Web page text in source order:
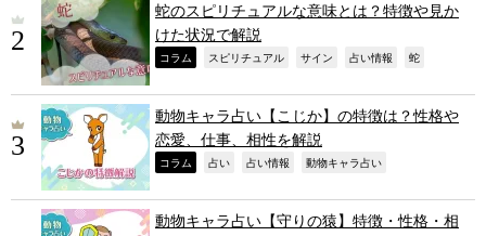
蛇のスピリチュアルな意味とは？特徴や見か
けた状況で解説
コラム スピリチュアル サイン 占い情報 蛇
動物キャラ占い【こじか】の特徴は？性格や
恋愛、仕事、相性を解説
コラム 占い 占い情報 動物キャラ占い
動物キャラ占い【守りの猿】特徴・性格・相